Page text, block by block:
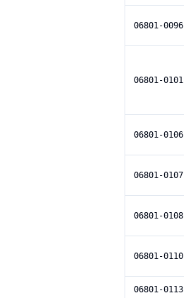
06801-0096
06801-0101
06801-0106
06801-0107
06801-0108
06801-0110
06801-0113